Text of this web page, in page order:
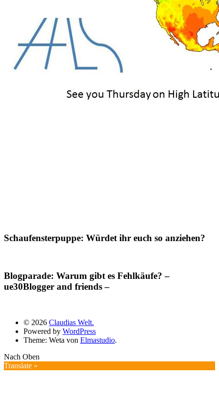
Schaufensterpuppe: Würdet ihr euch so anziehen?
Blogparade: Warum gibt es Fehlkäufe? –
ue30Blogger and friends –
© 2026 Claudias Welt.
Powered by WordPress
Theme: Weta von Elmastudio.
Nach Oben
Translate »